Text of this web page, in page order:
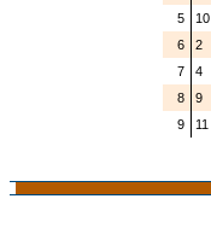
5
10
6
2
7
4
8
9
9
11